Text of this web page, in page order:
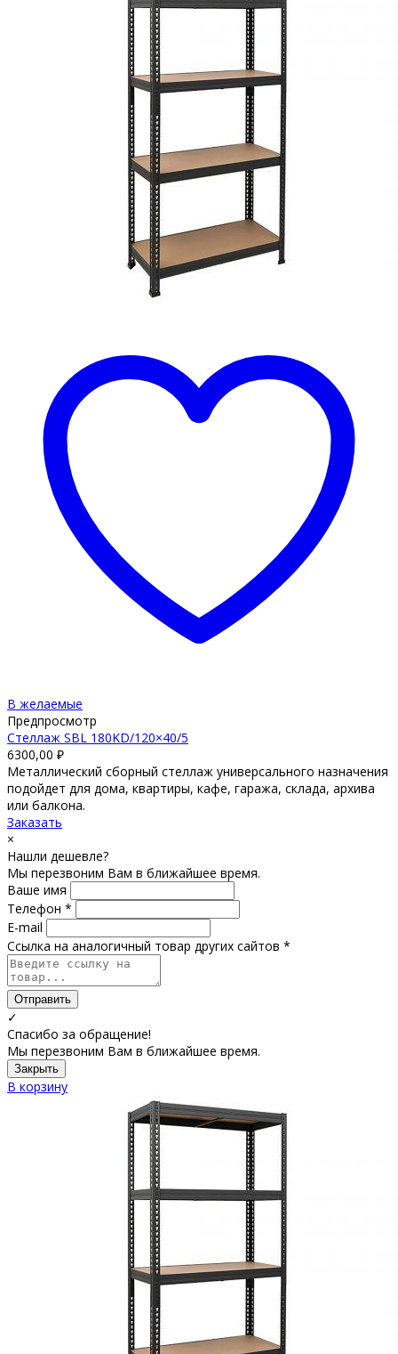
В желаемые
Предпросмотр
Стеллаж SBL 180KD/120×40/5
6300,00 ₽
Металлический сборный стеллаж универсального назначения
подойдет для дома, квартиры, кафе, гаража, склада, архива
или балкона.
Заказать
×
Нашли дешевле?
Мы перезвоним Вам в ближайшее время.
Ваше имя
Телефон *
E-mail
Ссылка на аналогичный товар других сайтов *
Отправить
✓
Спасибо за обращение!
Мы перезвоним Вам в ближайшее время.
Закрыть
В корзину